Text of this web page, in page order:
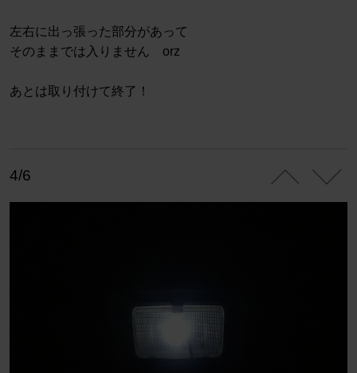
左右に出っ張った部分があって
そのままでは入りません orz
あとは取り付けて終了！
4/6